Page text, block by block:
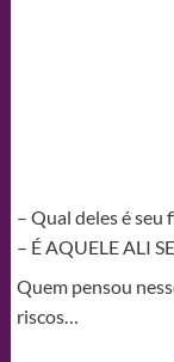
– Qual deles é seu
– É AQUELE ALI
Quem pensou
riscos…